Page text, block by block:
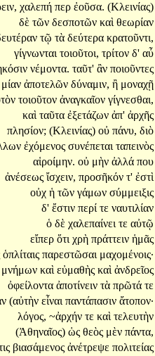
χαλεπή περ ἐοῦσα. (Κλεινίας)
δὲ τῶν δεσποτῶν καὶ θεωρίαν
τῷ τὰ δεύτερα κρατοῦντι,
γίγνωνται τοιοῦτοι, τρίτον δ' αὖ
νέμοντα. ταῦτ' ἂν ποιοῦντες
μίαν ἀποτελῶν δύναμιν, ἢ μοναχῇ
τοιοῦτον ἀναγκαῖον γίγνεσθαι,
καὶ ταῦτα ἐξετάζων ἀπ' ἀρχῆς
πλησίον; (Κλεινίας) οὐ πάνυ, διὸ
ἐχόμενος συνέπεται ταπεινὸς
αἱροίμην. οὐ μὴν ἀλλά που
ἀνέσεως ἴσχειν, προσῆκόν τ' ἐστὶ
οὐχ ἡ τῶν γάμων σύμμειξις
δ' ἔστιν περί τε ναυτιλίαν
ὁ δὲ χαλεπαίνει τε αὐτῷ
εἴπερ ὅτι χρὴ πράττειν ἡμᾶς
ὁπλίταις παρεστῶσαι μαχομένοις·
μνήμων καὶ εὐμαθὴς καὶ ἀνδρεῖος
ὀφείλοντα ἀποτίνειν τὰ πρῶτά τε
(αὐτὴν εἶναι παντάπασιν ἄτοπον·
λόγος, ~ἀρχήν τε καὶ τελευτὴν
(Ἀθηναῖος) ὡς θεὸς μὲν πάντα,
βιασάμενος ἀνέτρεψε πολιτείας